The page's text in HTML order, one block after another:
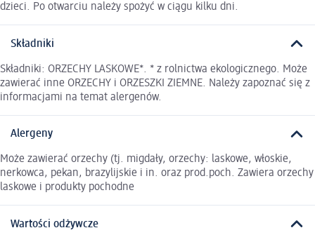
dzieci. Po otwarciu należy spożyć w ciągu kilku dni.
Składniki
Składniki: ORZECHY LASKOWE*. * z rolnictwa ekologicznego. Może
zawierać inne ORZECHY i ORZESZKI ZIEMNE. Należy zapoznać się z
informacjami na temat alergenów.
Alergeny
Może zawierać orzechy (tj. migdały, orzechy: laskowe, włoskie,
nerkowca, pekan, brazylijskie i in. oraz prod.poch. Zawiera orzechy
laskowe i produkty pochodne
Wartości odżywcze